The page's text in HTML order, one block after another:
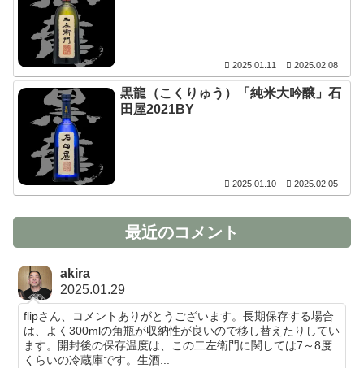
2025.01.11 2025.02.08
黒龍（こくりゅう）「純米大吟醸」石
田屋2021BY
2025.01.10 2025.02.05
最近のコメント
akira
2025.01.29
flipさん、コメントありがとうございます。長期保存する場合
は、よく300mlの角瓶が収納性が良いので移し替えたりしてい
ます。開封後の保存温度は、この二左衛門に関しては7～8度
くらいの冷蔵庫です。生酒...